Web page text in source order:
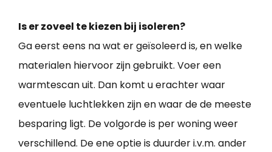
Is er zoveel te kiezen bij isoleren?
Ga eerst eens na wat er geïsoleerd is, en welke
materialen hiervoor zijn gebruikt. Voer een
warmtescan uit. Dan komt u erachter waar
eventuele luchtlekken zijn en waar de de meeste
besparing ligt. De volgorde is per woning weer
verschillend. De ene optie is duurder i.v.m. ander